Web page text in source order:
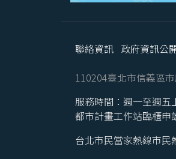
聯絡資訊 政府資訊公
110204臺北市信義區
服務時間：週一至週五
都市計畫工作站臨櫃申
台北市民當家熱線市民